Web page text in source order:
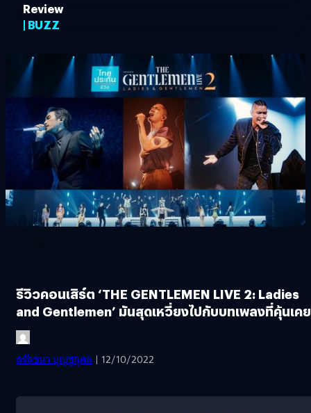
Review
| BUZZ
รีวิวคอนเสิร์ต ‘THE GENTLEMEN LIVE 2: Ladies
and Gentlemen’ มันสุดเหวี่ยงไปกับบทเพลงที่คุ้นเคย
สรัลชนา บุญชูกุศล | 12/10/2022